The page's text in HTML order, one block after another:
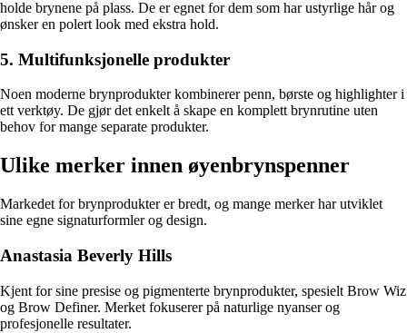
holde brynene på plass. De er egnet for dem som har ustyrlige hår og
ønsker en polert look med ekstra hold.
5. Multifunksjonelle produkter
Noen moderne brynprodukter kombinerer penn, børste og highlighter i
ett verktøy. De gjør det enkelt å skape en komplett brynrutine uten
behov for mange separate produkter.
Ulike merker innen øyenbrynspenner
Markedet for brynprodukter er bredt, og mange merker har utviklet
sine egne signaturformler og design.
Anastasia Beverly Hills
Kjent for sine presise og pigmenterte brynprodukter, spesielt Brow Wiz
og Brow Definer. Merket fokuserer på naturlige nyanser og
profesjonelle resultater.